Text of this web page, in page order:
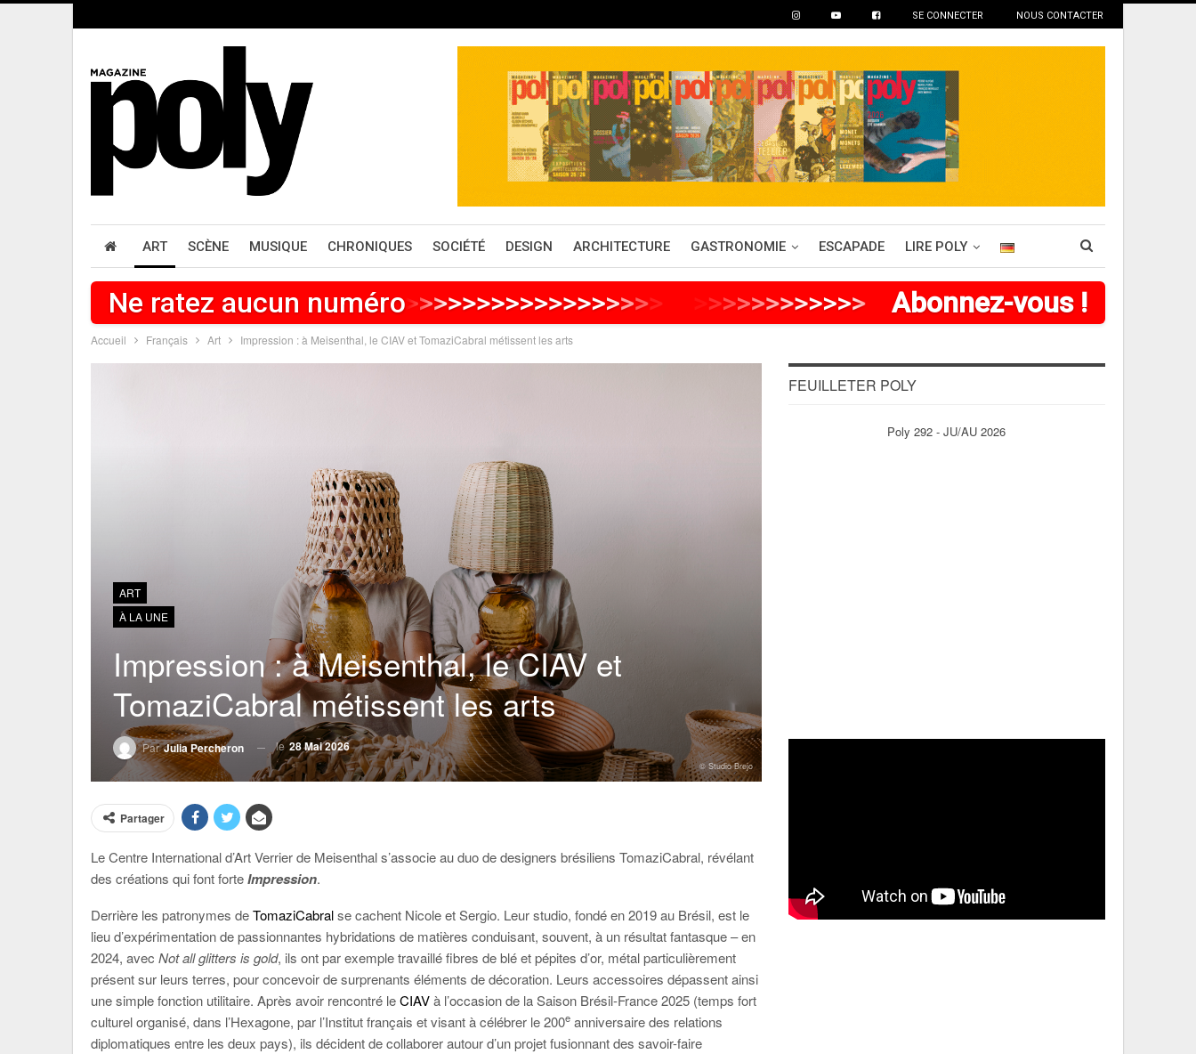
SE CONNECTER NOUS CONTACTER
ART SCÈNE MUSIQUE CHRONIQUES SOCIÉTÉ DESIGN ARCHITECTURE GASTRONOMIE ESCAPADE LIRE POLY
Ne ratez aucun numéro >>>>>>>>>>>>>>>>>> >>>>>>>>> > Abonnez-vous !
Accueil Français Art Impression : à Meisenthal, le CIAV et TomaziCabral métissent les arts
ART
À LA UNE
Impression : à Meisenthal, le CIAV et
TomaziCabral métissent les arts
ParJulia Percheron le28 Mai 2026
© Studio Brejo
Partager
Le Centre International d’Art Verrier de Meisenthal s’associe au duo de designers brésiliens TomaziCabral, révélant
des créations qui font forteImpression.
Derrière les patronymes deTomaziCabralse cachent Nicole et Sergio. Leur studio, fondé en 2019 au Brésil, est le
lieu d’expérimentation de passionnantes hybridations de matières conduisant, souvent, à un résultat fantasque – en
2024, avec Not all glitters is gold, ils ont par exemple travaillé fibres de blé et pépites d’or, métal particulièrement
présent sur leurs terres, pour concevoir de surprenants éléments de décoration. Leurs accessoires dépassent ainsi
une simple fonction utilitaire. Après avoir rencontré leCIAVà l’occasion de la Saison Brésil-France 2025 (temps fort
culturel organisé, dans l’Hexagone, par l’Institut français et visant à célébrer le 200e anniversaire des relations
diplomatiques entre les deux pays), ils décident de collaborer autour d’un projet fusionnant des savoir-faire
FEUILLETER POLY
Poly 292 - JU/AU 2026